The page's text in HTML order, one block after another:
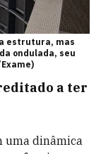
estrutura, mas
ondulada, seu
a ter
uma dinâmica